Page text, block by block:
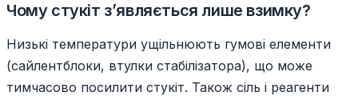
Чому стукіт з’являється лише взимку?
Низькі температури ущільнюють гумові елементи
(сайлентблоки, втулки стабілізатора), що може
тимчасово посилити стукіт. Також сіль і реагенти